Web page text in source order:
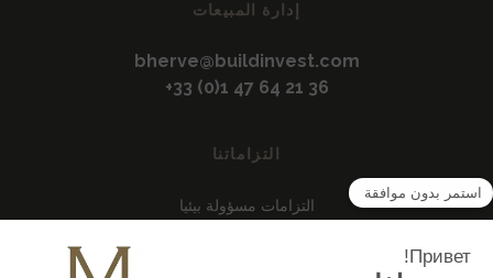
إدارة المبيعات
bherve@buildinvest.com
+33 (0)1 47 64 21 36
التزاماتنا
التزامات مسؤولة بيئيا